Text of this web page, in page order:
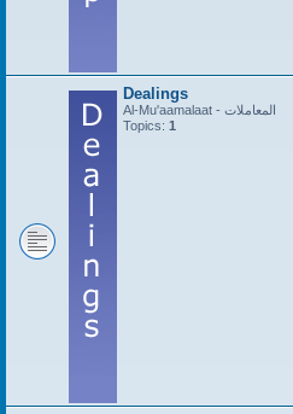
Dealings
Al-Mu'aamalaat - المعاملات
Topics: 1